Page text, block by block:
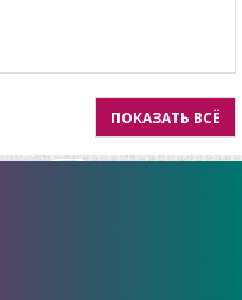
ПОКАЗАТЬ ВСЁ